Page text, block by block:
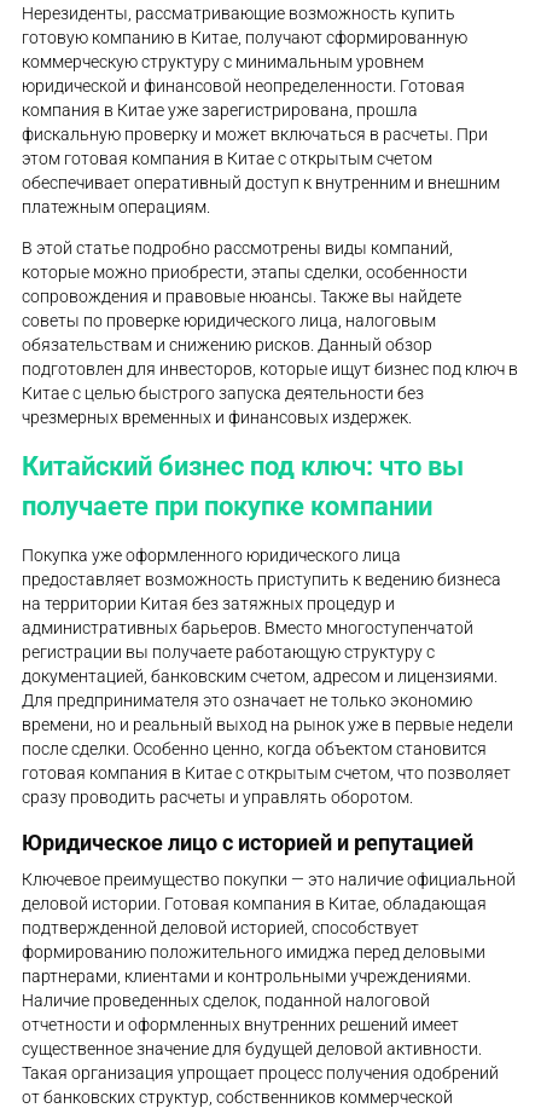
Нерезиденты, рассматривающие возможность купить
готовую компанию в Китае, получают сформированную
коммерческую структуру с минимальным уровнем
юридической и финансовой неопределенности. Готовая
компания в Китае уже зарегистрирована, прошла
фискальную проверку и может включаться в расчеты. При
этом готовая компания в Китае с открытым счетом
обеспечивает оперативный доступ к внутренним и внешним
платежным операциям.
В этой статье подробно рассмотрены виды компаний,
которые можно приобрести, этапы сделки, особенности
сопровождения и правовые нюансы. Также вы найдете
советы по проверке юридического лица, налоговым
обязательствам и снижению рисков. Данный обзор
подготовлен для инвесторов, которые ищут бизнес под ключ в
Китае с целью быстрого запуска деятельности без
чрезмерных временных и финансовых издержек.
Китайский бизнес под ключ: что вы
получаете при покупке компании
Покупка уже оформленного юридического лица
предоставляет возможность приступить к ведению бизнеса
на территории Китая без затяжных процедур и
административных барьеров. Вместо многоступенчатой
регистрации вы получаете работающую структуру с
документацией, банковским счетом, адресом и лицензиями.
Для предпринимателя это означает не только экономию
времени, но и реальный выход на рынок уже в первые недели
после сделки. Особенно ценно, когда объектом становится
готовая компания в Китае с открытым счетом, что позволяет
сразу проводить расчеты и управлять оборотом.
Юридическое лицо с историей и репутацией
Ключевое преимущество покупки — это наличие официальной
деловой истории. Готовая компания в Китае, обладающая
подтвержденной деловой историей, способствует
формированию положительного имиджа перед деловыми
партнерами, клиентами и контрольными учреждениями.
Наличие проведенных сделок, поданной налоговой
отчетности и оформленных внутренних решений имеет
существенное значение для будущей деловой активности.
Такая организация упрощает процесс получения одобрений
от банковских структур, собственников коммерческой